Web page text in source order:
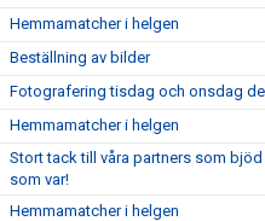
Hemmamatcher i helgen
Beställning av bilder
Fotografering tisdag och onsdag
Hemmamatcher i helgen
Stort tack till våra partners som
som var!
Hemmamatcher i helgen